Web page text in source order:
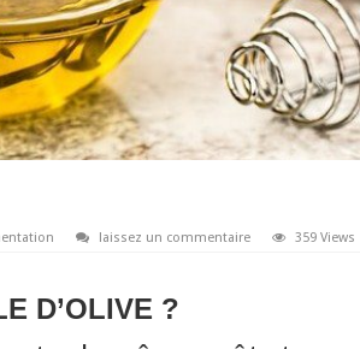
laissez un commentaire 359 Views
D’OLIVE ?